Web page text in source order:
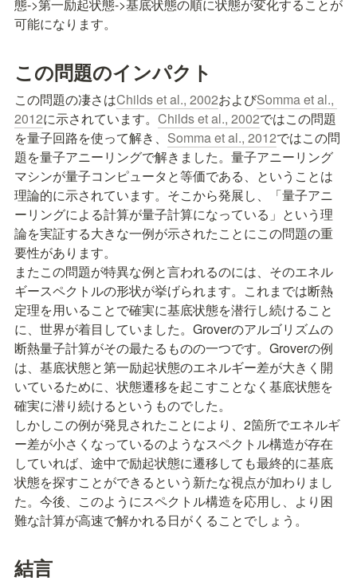
態->第一励起状態->基底状態の順に状態が変化することが
可能になります。
この問題のインパクト
この問題の凄さはChilds et al., 2002およびSomma et al.,
2012に示されています。 Childs et al., 2002ではこの問題
を量子回路を使って解き、 Somma et al., 2012ではこの問
題を量子アニーリングで解きました。量子アニーリング
マシンが量子コンピュータと等価である、ということは
理論的に示されています。そこから発展し、「量子アニ
ーリングによる計算が量子計算になっている」という理
論を実証する大きな一例が示されたことにこの問題の重
要性があります。
またこの問題が特異な例と言われるのには、そのエネル
ギースペクトルの形状が挙げられます。これまでは断熱
定理を用いることで確実に基底状態を潜行し続けること
に、世界が着目していました。Groverのアルゴリズムの
断熱量子計算がその最たるものの一つです。Groverの例
は、基底状態と第一励起状態のエネルギー差が大きく開
いているために、状態遷移を起こすことなく基底状態を
確実に潜り続けるというものでした。
しかしこの例が発見されたことにより、2箇所でエネルギ
ー差が小さくなっているのようなスペクトル構造が存在
していれば、途中で励起状態に遷移しても最終的に基底
状態を探すことができるという新たな視点が加わりまし
た。今後、このようにスペクトル構造を応用し、より困
難な計算が高速で解かれる日がくることでしょう。
結言